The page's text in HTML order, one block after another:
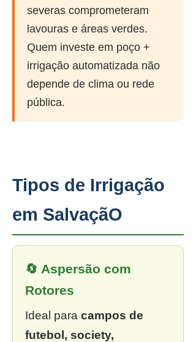
severas comprometeram
lavouras e áreas verdes.
Quem investe em poço +
irrigação automatizada não
depende de clima ou rede
pública.
Tipos de Irrigação
em SalvaçãO
🔄 Aspersão com
Rotores
Ideal para campos de
futebol, society,